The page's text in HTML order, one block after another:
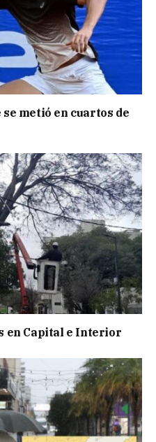
metió en cuartos de
en Capital e Interior